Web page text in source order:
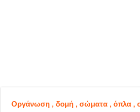
Οργάνωση , δομή , σώματα , όπλα ,